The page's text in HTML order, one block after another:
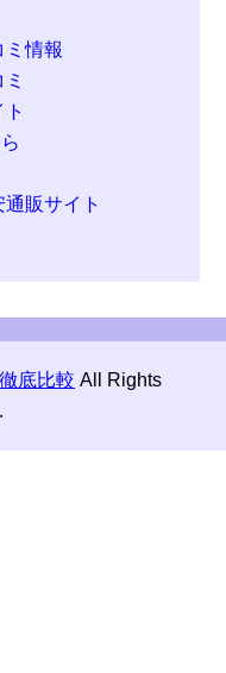
ミ情報
販サイト
底比較 All Rights